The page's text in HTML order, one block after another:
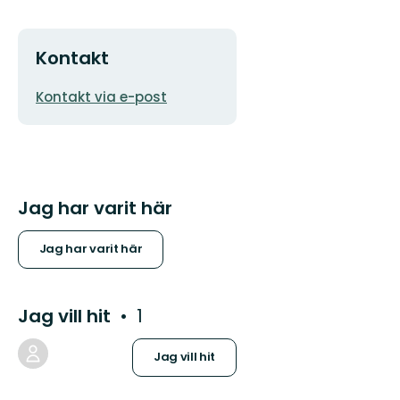
Kontakt
E-
Kontakt via e-post
Jag har varit här
Jag har varit här
Jag vill hit 1
Jag vill hit